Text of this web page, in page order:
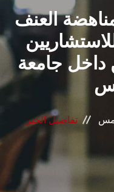
الشئون الأكاديمية
البحث العلمي
الرعاية الصحية
المراكز والوحدات
الأنظمة الذكية
الإعلام
العنف
داخل جامعة
تفاصيل الخبر